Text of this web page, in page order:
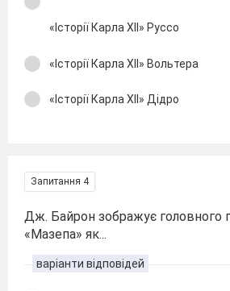
«Історії Карла XII» Руссо
«Історії Карла ХІІ» Вольтера
«Історії Карла XII» Дідро
Запитання 4
Дж. Байрон зображує головного
«Мазепа» як...
варіанти відповідей